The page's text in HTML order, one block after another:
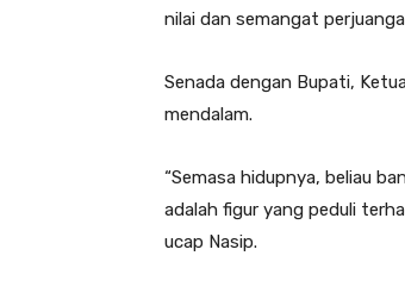
nilai dan semangat
Senada dengan Bupati,
mendalam.
“Semasa hidupnya, beliau
adalah figur yang peduli
ucap Nasip.